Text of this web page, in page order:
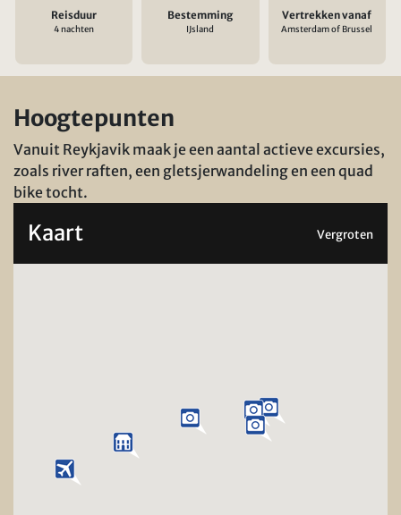
Reisduur
4 nachten
Bestemming
IJsland
Vertrekken vanaf
Amsterdam of Brussel
Hoogtepunten
Vanuit Reykjavik maak je een aantal actieve excursies,
zoals river raften, een gletsjerwandeling en een quad
bike tocht.
Kaart Vergroten